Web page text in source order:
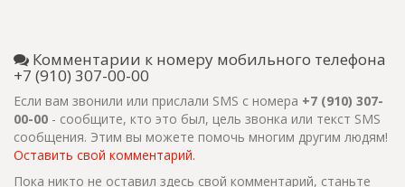
Комментарии к номеру мобильного телефона
+7 (910) 307-00-00
Если вам звонили или прислали SMS с номера +7 (910) 307-
00-00 - сообщите, кто это был, цель звонка или текст SMS
сообщения. Этим вы можете помочь многим другим людям!
Оставить свой комментарий.
Пока никто не оставил здесь свой комментарий, станьте